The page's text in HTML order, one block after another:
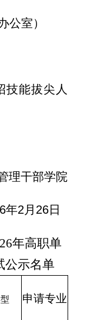
公室）
技能拔尖人
理干部学院
年2月26日
年高职单
公示名单
申请专业